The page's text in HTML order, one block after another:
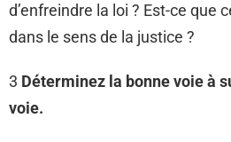
d’enfreindre la loi ? Est-ce que
dans le sens de la justice ?
3 Déterminez la bonne voie à
voie.